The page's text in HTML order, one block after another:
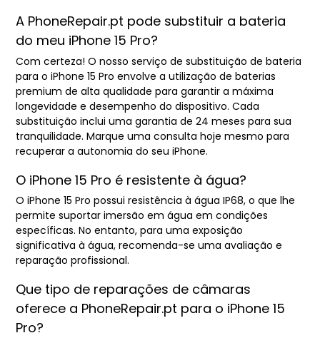
A PhoneRepair.pt pode substituir a bateria
do meu iPhone 15 Pro?
Com certeza! O nosso serviço de substituição de bateria
para o iPhone 15 Pro envolve a utilização de baterias
premium de alta qualidade para garantir a máxima
longevidade e desempenho do dispositivo. Cada
substituição inclui uma garantia de 24 meses para sua
tranquilidade. Marque uma consulta hoje mesmo para
recuperar a autonomia do seu iPhone.
O iPhone 15 Pro é resistente à água?
O iPhone 15 Pro possui resistência à água IP68, o que lhe
permite suportar imersão em água em condições
específicas. No entanto, para uma exposição
significativa à água, recomenda-se uma avaliação e
reparação profissional.
Que tipo de reparações de câmaras
oferece a PhoneRepair.pt para o iPhone 15
Pro?